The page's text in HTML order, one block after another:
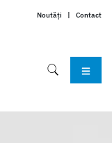
Noutăți | Contact